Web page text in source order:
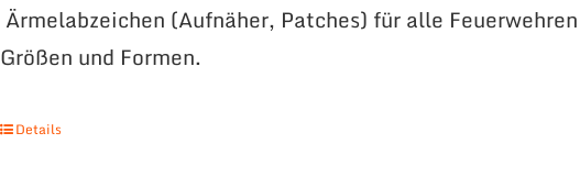
Ärmelabzeichen (Aufnäher, Patches) für alle
Größen und Formen.
Details